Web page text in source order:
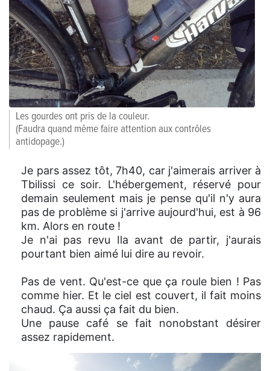
Les gourdes ont pris de la couleur.
(Faudra quand même faire attention aux contrôles
antidopage.)
Je pars assez tôt, 7h40, car j'aimerais arriver à
Tbilissi ce soir. L'hébergement, réservé pour
demain seulement mais je pense qu'il n'y aura
pas de problème si j'arrive aujourd'hui, est à 96
km. Alors en route !
Je n'ai pas revu Ila avant de partir, j'aurais
pourtant bien aimé lui dire au revoir.
Pas de vent. Qu'est-ce que ça roule bien ! Pas
comme hier. Et le ciel est couvert, il fait moins
chaud. Ça aussi ça fait du bien.
Une pause café se fait nonobstant désirer
assez rapidement.